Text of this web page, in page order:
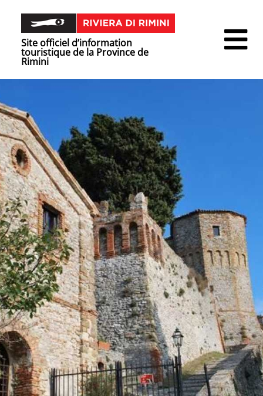
Site officiel d’information
touristique de la Province de
Rimini